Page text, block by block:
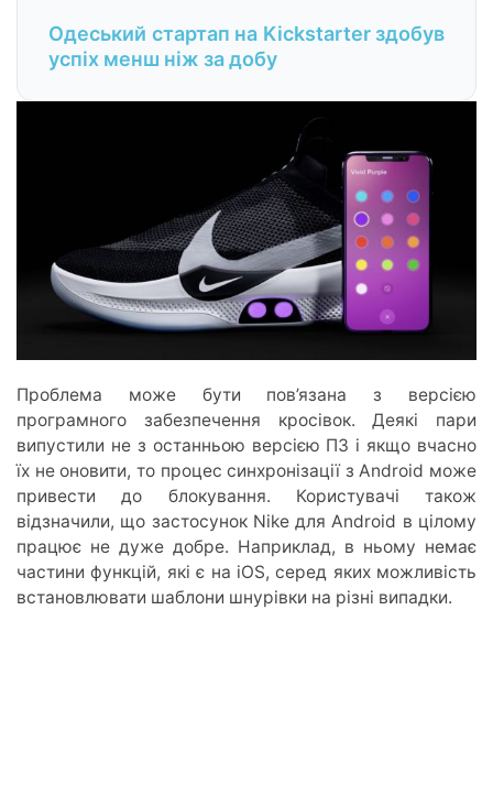
Одеський стартап на Kickstarter здобув
успіх менш ніж за добу
Проблема може бути пов’язана з версією
програмного забезпечення кросівок. Деякі пари
випустили не з останньою версією ПЗ і якщо вчасно
їх не оновити, то процес синхронізації з Android може
привести до блокування. Користувачі також
відзначили, що застосунок Nike для Android в цілому
працює не дуже добре. Наприклад, в ньому немає
частини функцій, які є на iOS, серед яких можливість
встановлювати шаблони шнурівки на різні випадки.